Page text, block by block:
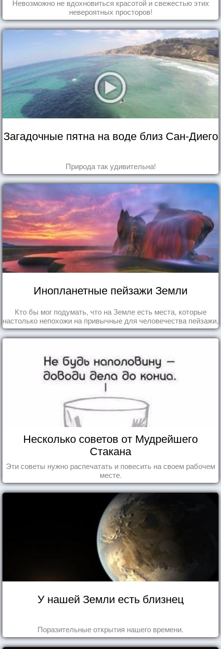
Невозможно не вдохновиться красотой и свежестью этих
невероятных просторов!
Загадочные пятна на воде близ Сан-Диего
Природа так удивительна!
Инопланетные пейзажи Земли
Кто бы мог подумать, что на Земле есть места, которые
настолько непохожи на привычные для человечества пейзажи,
что кажутся и вовсе инопланетными!
Несколько советов от Мудрейшего
Стакана
Эти советы нужно распечатать и повесить на своем рабочем
месте.
У нашей Земли есть близнец
Поразительные открытия нашего времени.